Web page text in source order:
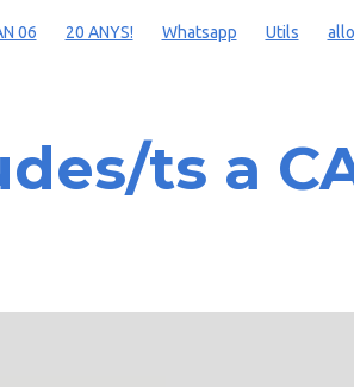
06 20 ANYS! Whatsapp Utils
ts a